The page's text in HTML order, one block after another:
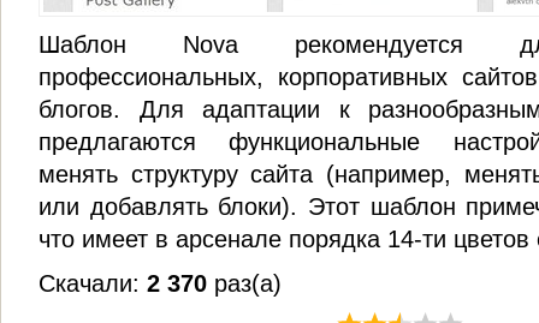
Шаблон Nova рекомендуется
профессиональных, корпоративных
блогов. Для адаптации к
предлагаются функциональные
менять структуру сайта (например,
или добавлять блоки). Этот шаблон
что имеет в арсенале порядка 14-ти
Скачали: 2 370 раз(а)